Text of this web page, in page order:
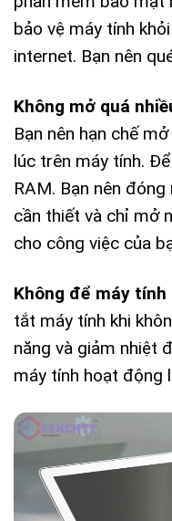
bảo vệ máy tính
internet. Bạn nên
Không mở quá
Bạn nên hạn chế
lúc trên máy tính.
RAM. Bạn nên
cần thiết và chỉ mở
cho công việc của
Không để máy
tắt máy tính khi
năng và giảm nhiệt
máy tính hoạt động